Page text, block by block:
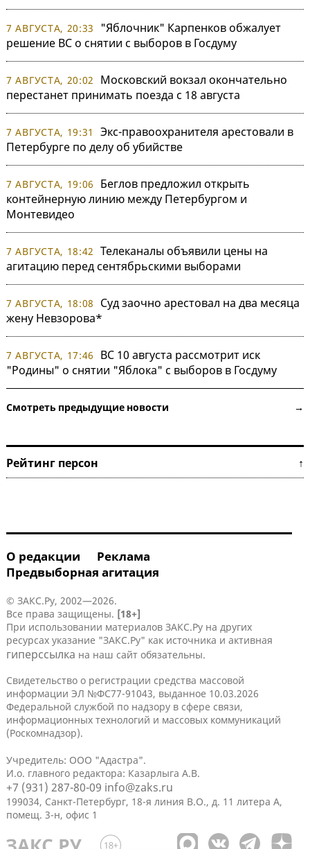
7 АВГУСТА, 20:33
"Яблочник" Карпенков обжалует
решение ВС о снятии с выборов в Госдуму
7 АВГУСТА, 20:02
Московский вокзал окончательно
перестанет принимать поезда с 18 августа
7 АВГУСТА, 19:31
Экс-правоохранителя арестовали в
Петербурге по делу об убийстве
7 АВГУСТА, 19:06
Беглов предложил открыть
контейнерную линию между Петербургом и
Монтевидео
7 АВГУСТА, 18:42 Телеканалы объявили цены на
агитацию перед сентябрьскими выборами
7 АВГУСТА, 18:08
Суд заочно арестовал на два месяца
жену Невзорова*
7 АВГУСТА, 17:46
ВС 10 августа рассмотрит иск
"Родины" о снятии "Яблока" с выборов в Госдуму
Смотреть предыдущие новости →
Рейтинг персон ↑
О редакции
Реклама
Предвыборная агитация
© ЗАКС.Ру, 2002—2026.
Все права защищены. [18+]
При использовании материалов ЗАКС.Ру на других
ресурсах указание "ЗАКС.Ру" как источника и активная
гиперссылка на наш сайт обязательны.
Свидетельство о регистрации средства массовой
информации ЭЛ №ФС77-91043, выданное 10.03.2026
Федеральной службой по надзору в сфере связи,
информационных технологий и массовых коммуникаций
(Роскомнадзор).
Учредитель: ООО "Адастра".
И.о. главного редактора: Казарлыга А.В.
+7 (931) 287-80-09 info@zaks.ru
199034, Санкт-Петербург, 18-я линия В.О., д. 11 литера А,
помещ. 3-н, офис 1